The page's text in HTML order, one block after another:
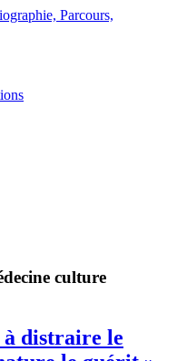
culture
à distraire le